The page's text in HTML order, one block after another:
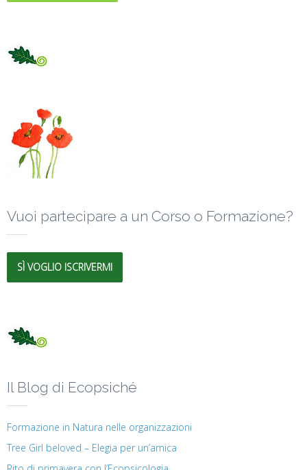
Vuoi partecipare a un Corso o Formazione?
SÌ VOGLIO ISCRIVERMI
Il Blog di Ecopsiché
Formazione in Natura nelle organizzazioni
Tree Girl beloved – Elegia per un’amica